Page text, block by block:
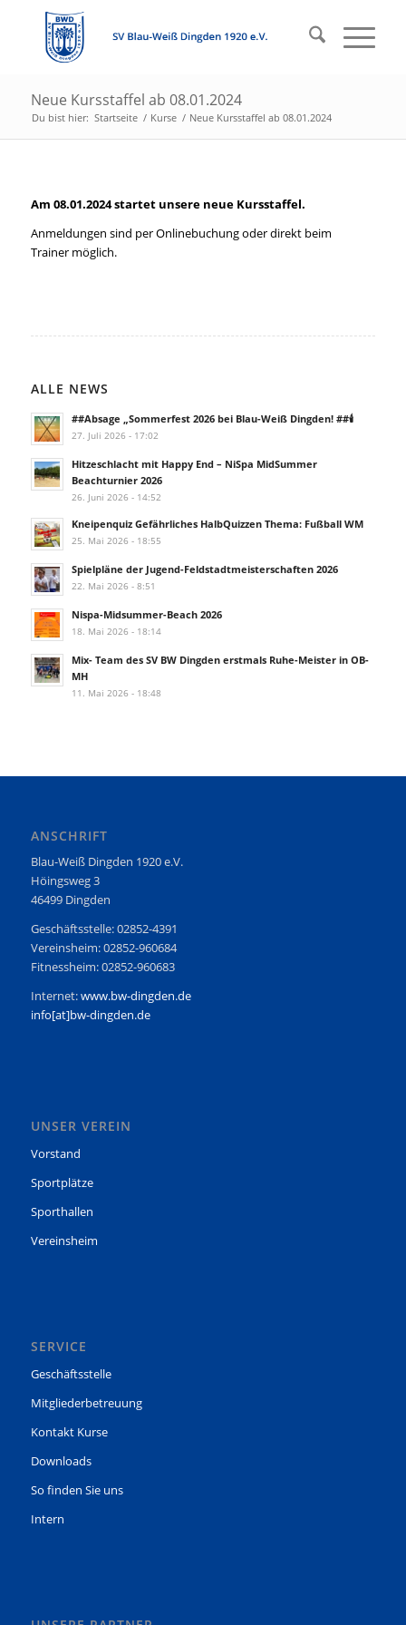
Neue Kursstaffel ab 08.01.2024
Du bist hier: Startseite / Kurse / Neue Kursstaffel ab 08.01.2024
Am 08.01.2024 startet unsere neue Kursstaffel.
Anmeldungen sind per Onlinebuchung oder direkt beim
Trainer möglich.
ALLE NEWS
##Absage „Sommerfest 2026 bei Blau-Weiß Dingden! ##🕯️
27. Juli 2026 - 17:02
Hitzeschlacht mit Happy End – NiSpa MidSummer
Beachturnier 2026
26. Juni 2026 - 14:52
Kneipenquiz Gefährliches HalbQuizzen Thema: Fußball WM
25. Mai 2026 - 18:55
Spielpläne der Jugend-Feldstadtmeisterschaften 2026
22. Mai 2026 - 8:51
Nispa-Midsummer-Beach 2026
18. Mai 2026 - 18:14
Mix- Team des SV BW Dingden erstmals Ruhe-Meister in OB-
MH
11. Mai 2026 - 18:48
ANSCHRIFT
Blau-Weiß Dingden 1920 e.V.
Höingsweg 3
46499 Dingden
Geschäftsstelle: 02852-4391
Vereinsheim: 02852-960684
Fitnessheim: 02852-960683
Internet:www.bw-dingden.de
info[at]bw-dingden.de
UNSER VEREIN
Vorstand
Sportplätze
Sporthallen
Vereinsheim
SERVICE
Geschäftsstelle
Mitgliederbetreuung
Kontakt Kurse
Downloads
So finden Sie uns
Intern